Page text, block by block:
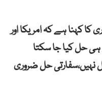
کا کہنا ہے کہ امریکا اور
حل کیا جا سکتا
حل ضروری